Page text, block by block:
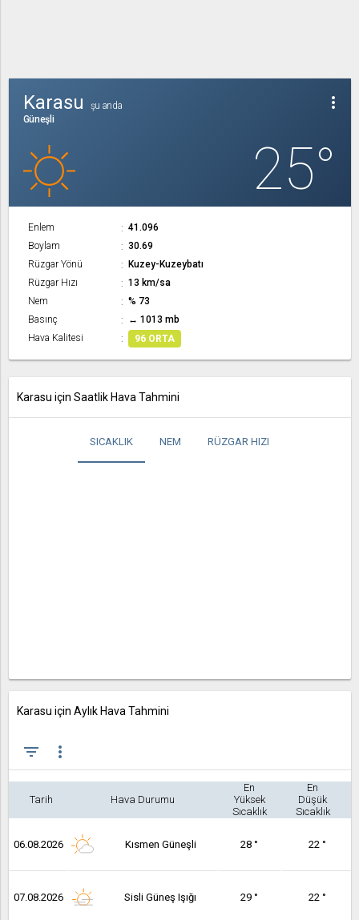
more_vert
Karasu
şu anda
Güneşli
25°
Enlem
41.096
Boylam
30.69
Rüzgar Yönü
Kuzey-Kuzeybatı
Rüzgar Hızı
13 km/sa
Nem
% 73
Basınç
↔ 1013 mb
Hava Kalitesi
96 ORTA
Karasu için Saatlik Hava Tahmini
SICAKLIK NEM RÜZGAR HIZI
Karasu için Aylık Hava Tahmini
filter_list more_vert
Tarih Hava Durumu
En
Yüksek
Sıcaklık
En
Düşük
Sıcaklık
06.08.2026 Kısmen Güneşli 28 ° 22 °
07.08.2026 Sisli Güneş Işığı 29 ° 22 °